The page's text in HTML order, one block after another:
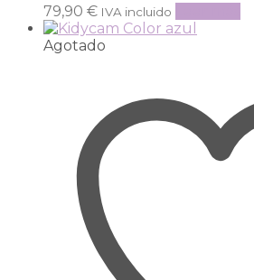
79,90 € IVA incluido
Agotado